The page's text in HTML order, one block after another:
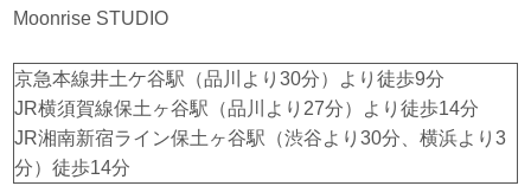
Moonrise STUDIO
京急本線井土ケ谷駅（品川より30分）より徒歩9分
JR横須賀線保土ヶ谷駅（品川より27分）より徒歩14分
JR湘南新宿ライン保土ヶ谷駅（渋谷より30分、横浜より3
分）徒歩14分